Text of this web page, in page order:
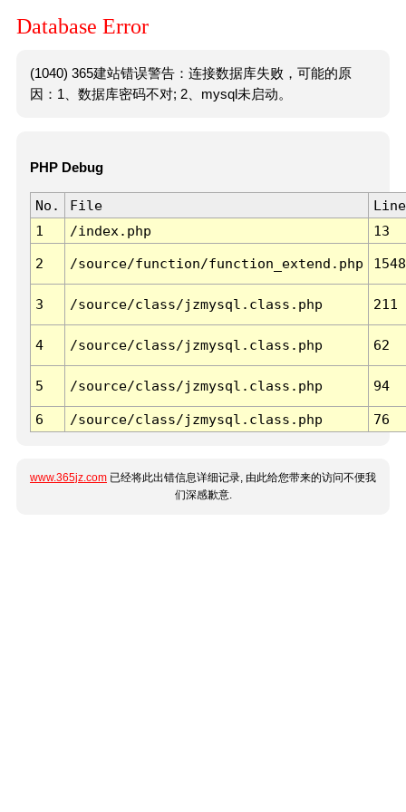
Database Error
(1040) 365建站错误警告：连接数据库失败，可能的原
因：1、数据库密码不对; 2、mysql未启动。
PHP Debug
No. File
Line
1
/index.php 13
2 /source/function/function_extend.php 1548
3 /source/class/jzmysql.class.php 211
4 /source/class/jzmysql.class.php 62
5 /source/class/jzmysql.class.php 94
6 /source/class/jzmysql.class.php 76
www.365jz.com 已经将此出错信息详细记录, 由此给您带来的访问不便我
们深感歉意.